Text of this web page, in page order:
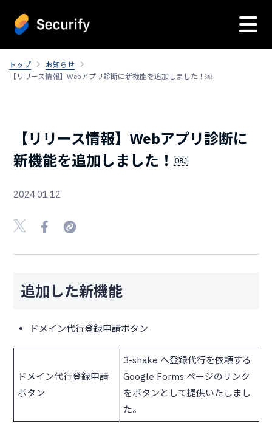
トップ
お知らせ
【リリース情報】Webアプリ診断に新機能を追加しました！￼
【リリース情報】Webアプリ診断に
新機能を追加しました！￼
2024.01.12
追加した新機能
ドメイン代行登録申請ボタン
ドメイン代行登録申請
ボタン
3-shake へ登録代行を依頼する
Google Forms ページのリンク
をボタンとして提供いたしまし
た。